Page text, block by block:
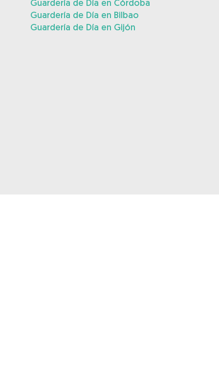
Guardería de Día en Córdoba
Guardería de Día en Bilbao
Guardería de Día en Gijón